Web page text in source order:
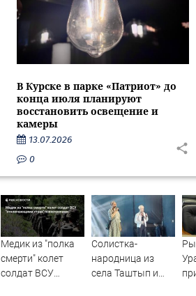
В Курске в парке «Патриот» до
конца июля планируют
восстановить освещение и
камеры
13.07.2026
0
Медик из "полка
смерти" колет
солдат ВСУ
Солистка-
народница из
села Таштып и